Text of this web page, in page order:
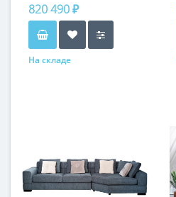
820 490 ₽
На складе